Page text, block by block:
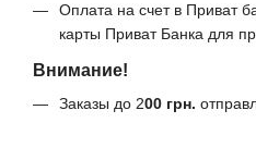
Оплата на счет в Приват
карты Приват Банка для
Внимание!
Заказы до 200 грн.